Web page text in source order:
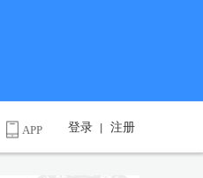
APP 登录 注册